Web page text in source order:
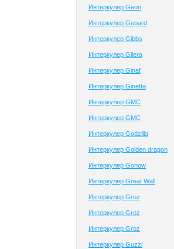
Интеркулер Geon
Интеркулер Gepard
Интеркулер Gibbs
Интеркулер Gilera
Интеркулер Ginaf
Интеркулер Ginetta
Интеркулер GMC
Интеркулер GMC
Интеркулер Godzilla
Интеркулер Golden dragon
Интеркулер Gonow
Интеркулер Great Wall
Интеркулер Groz
Интеркулер Groz
Интеркулер Groz
Интеркулер Guzzi